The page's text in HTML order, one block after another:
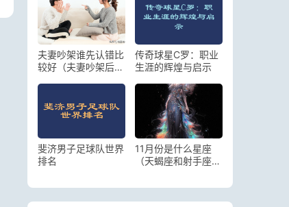
夫妻吵架谁先认错比
较好（夫妻吵架后怎
传奇球星C罗：职业
生涯的辉煌与启示
斐济男子足球队世界
排名
11月份是什么星座
（天蝎座和射手座的